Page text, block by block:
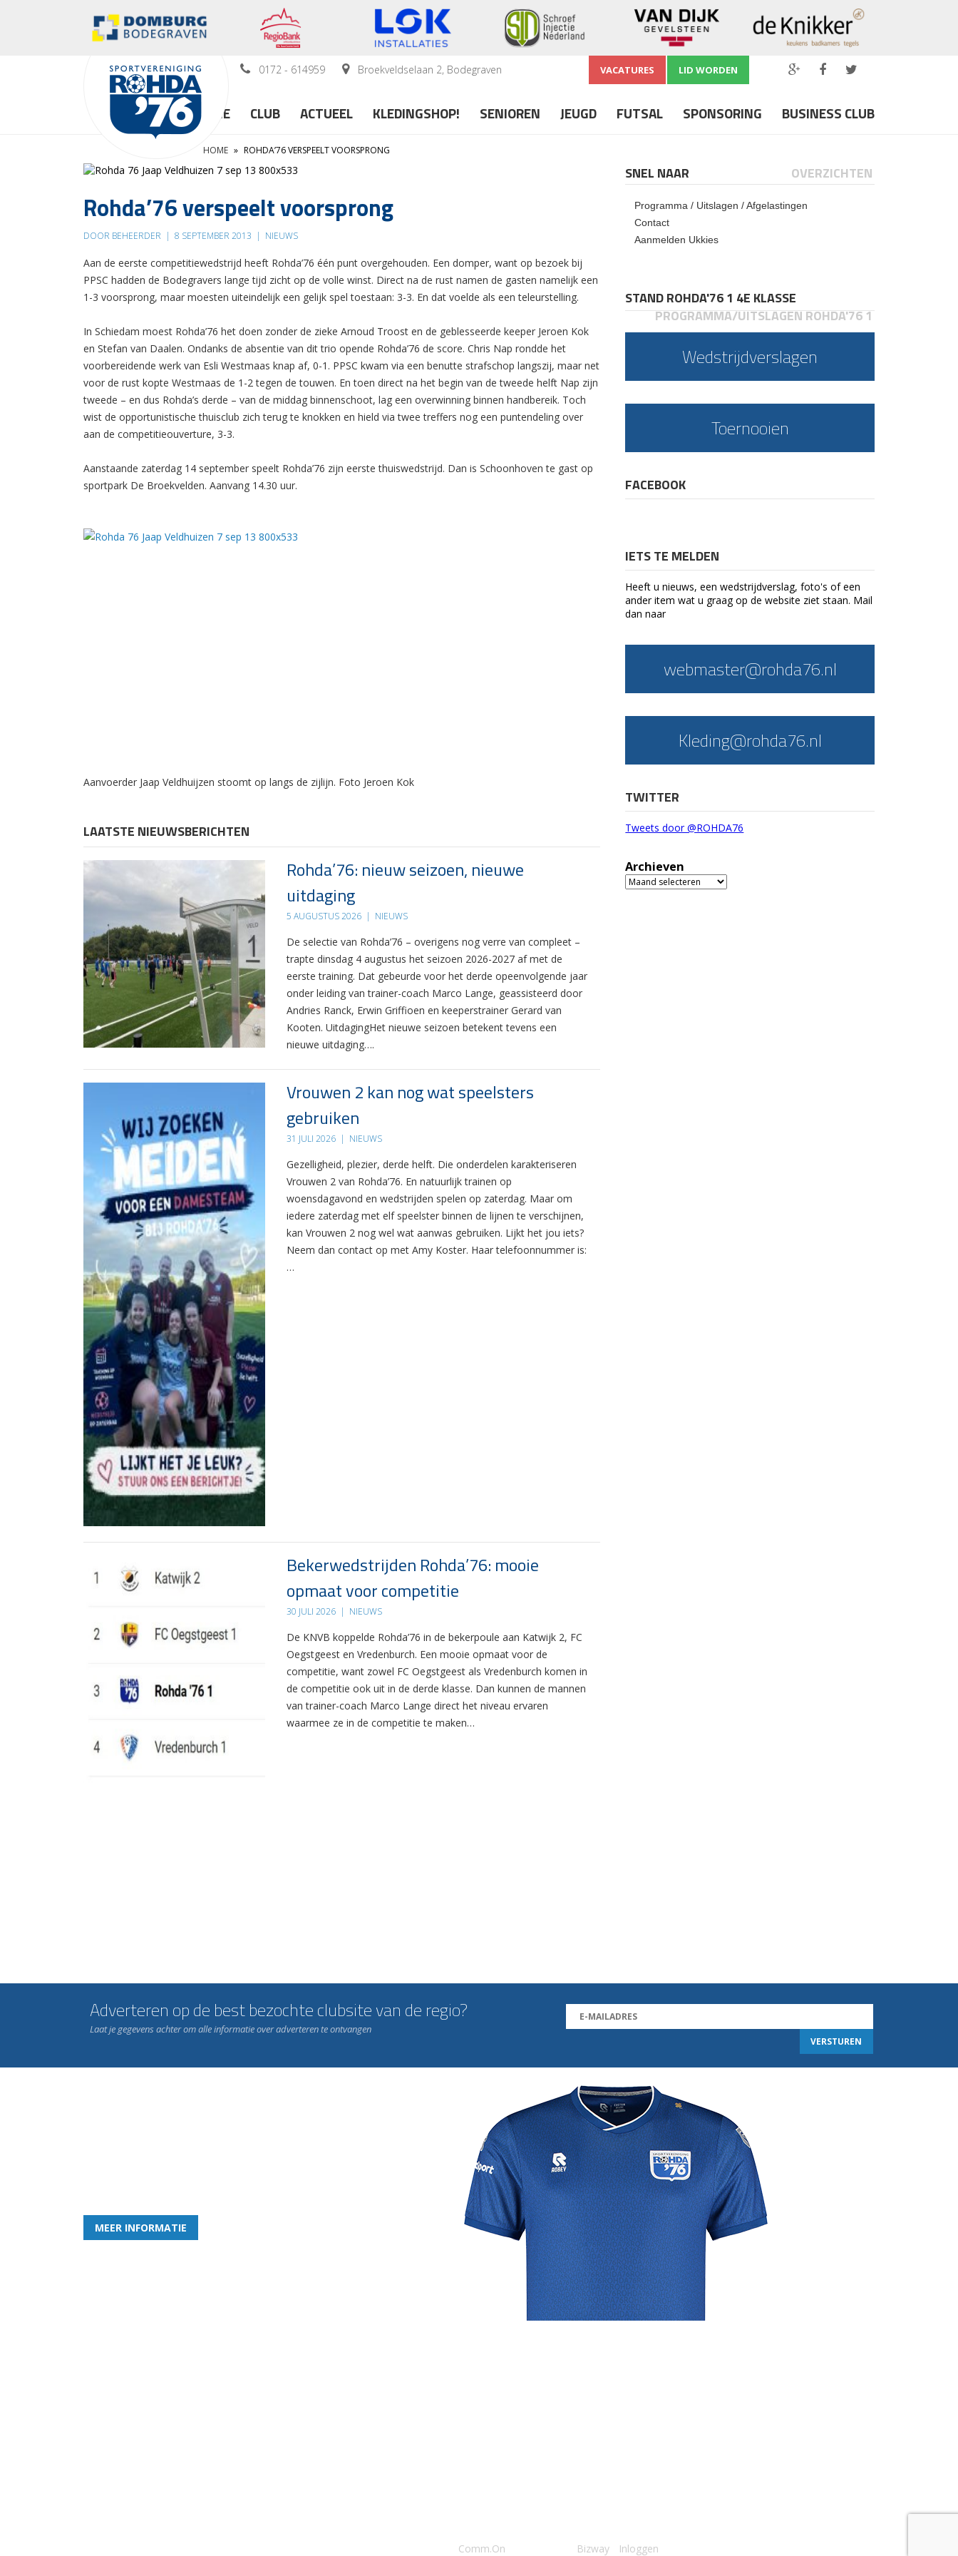
0172 - 614959 Broekveldselaan 2, Bodegraven VACATURES LID WORDEN
HOME CLUB ACTUEEL KLEDINGSHOP! SENIOREN JEUGD FUTSAL SPONSORING BUSINESS CLUB
HOME » ROHDA’76 VERSPEELT VOORSPRONG
Rohda’76 verspeelt voorsprong
DOOR BEHEERDER | 8 SEPTEMBER 2013 | NIEUWS
Aan de eerste competitiewedstrijd heeft Rohda’76 één punt overgehouden. Een domper, want op bezoek bij
PPSC hadden de Bodegravers lange tijd zicht op de volle winst. Direct na de rust namen de gasten namelijk een
1-3 voorsprong, maar moesten uiteindelijk een gelijk spel toestaan: 3-3. En dat voelde als een teleurstelling.
In Schiedam moest Rohda’76 het doen zonder de zieke Arnoud Troost en de geblesseerde keeper Jeroen Kok
en Stefan van Daalen. Ondanks de absentie van dit trio opende Rohda’76 de score. Chris Nap rondde het
voorbereidende werk van Esli Westmaas knap af, 0-1. PPSC kwam via een benutte strafschop langszij, maar net
voor de rust kopte Westmaas de 1-2 tegen de touwen. En toen direct na het begin van de tweede helft Nap zijn
tweede – en dus Rohda’s derde – van de middag binnenschoot, lag een overwinning binnen handbereik. Toch
wist de opportunistische thuisclub zich terug te knokken en hield via twee treffers nog een puntendeling over
aan de competitieouverture, 3-3.
Aanstaande zaterdag 14 september speelt Rohda’76 zijn eerste thuiswedstrijd. Dan is Schoonhoven te gast op
sportpark De Broekvelden. Aanvang 14.30 uur.
Aanvoerder Jaap Veldhuijzen stoomt op langs de zijlijn. Foto Jeroen Kok
LAATSTE NIEUWSBERICHTEN
Rohda’76: nieuw seizoen, nieuwe
uitdaging
5 AUGUSTUS 2026 | NIEUWS
De selectie van Rohda’76 – overigens nog verre van compleet –
trapte dinsdag 4 augustus het seizoen 2026-2027 af met de
eerste training. Dat gebeurde voor het derde opeenvolgende jaar
onder leiding van trainer-coach Marco Lange, geassisteerd door
Andries Ranck, Erwin Griffioen en keeperstrainer Gerard van
Kooten. UitdagingHet nieuwe seizoen betekent tevens een
nieuwe uitdaging….
Vrouwen 2 kan nog wat speelsters
gebruiken
31 JULI 2026 | NIEUWS
Gezelligheid, plezier, derde helft. Die onderdelen karakteriseren
Vrouwen 2 van Rohda’76. En natuurlijk trainen op
woensdagavond en wedstrijden spelen op zaterdag. Maar om
iedere zaterdag met elf speelster binnen de lijnen te verschijnen,
kan Vrouwen 2 nog wel wat aanwas gebruiken. Lijkt het jou iets?
Neem dan contact op met Amy Koster. Haar telefoonnummer is:
…
Bekerwedstrijden Rohda’76: mooie
opmaat voor competitie
30 JULI 2026 | NIEUWS
De KNVB koppelde Rohda’76 in de bekerpoule aan Katwijk 2, FC
Oegstgeest en Vredenburch. Een mooie opmaat voor de
competitie, want zowel FC Oegstgeest als Vredenburch komen in
de competitie ook uit in de derde klasse. Dan kunnen de mannen
van trainer-coach Marco Lange direct het niveau ervaren
waarmee ze in de competitie te maken…
SNEL NAAR OVERZICHTEN
Programma / Uitslagen / Afgelastingen
Contact
Aanmelden Ukkies
STAND ROHDA'76 1 4E KLASSE
PROGRAMMA/UITSLAGEN ROHDA'76 1
Wedstrijdverslagen
Toernooien
FACEBOOK
IETS TE MELDEN
Heeft u nieuws, een wedstrijdverslag, foto's of een
ander item wat u graag op de website ziet staan. Mail
dan naar
webmaster@rohda76.nl
Kleding@rohda76.nl
TWITTER
Tweets door @ROHDA76
Archieven
Archieven
Adverteren op de best bezochte clubsite van de regio?
Laat je gegevens achter om alle informatie over adverteren te ontvangen
MEER INFORMATIE
Comm.On Bizway• Inloggen